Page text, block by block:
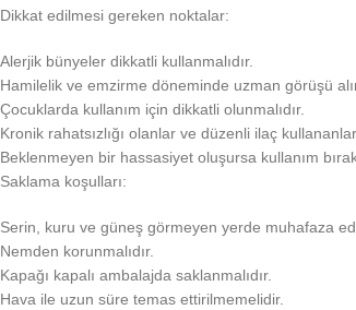
Dikkat edilmesi gereken noktalar:
Alerjik bünyeler dikkatli kullanmalıdır.
Hamilelik ve emzirme döneminde uzman görüşü
Çocuklarda kullanım için dikkatli olunmalıdır.
Kronik rahatsızlığı olanlar ve düzenli ilaç
Beklenmeyen bir hassasiyet oluşursa kullanım
Saklama koşulları:
Serin, kuru ve güneş görmeyen yerde muhafaza
Nemden korunmalıdır.
Kapağı kapalı ambalajda saklanmalıdır.
Hava ile uzun süre temas ettirilmemelidir.